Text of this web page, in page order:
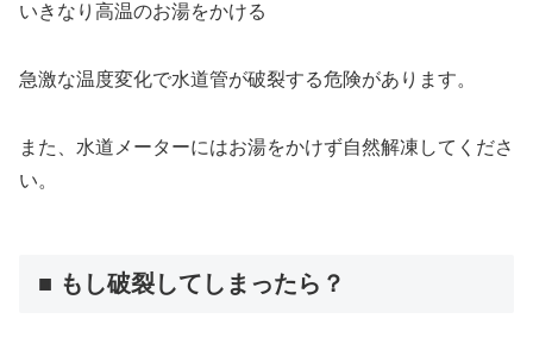
いきなり高温のお湯をかける
急激な温度変化で水道管が破裂する危険があります。
また、水道メーターにはお湯をかけず自然解凍してくださ
い。
■ もし破裂してしまったら？